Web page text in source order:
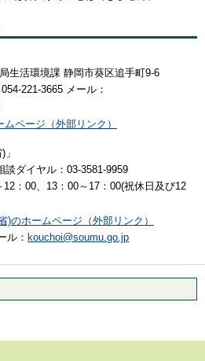
生活環境課 静岡市葵区追手町9-6
221-3665 メール：
ページ（外部リンク）
ダイヤル：03-3581-9959
：00、13：00～17：00(祝休日及び12
)のホームページ（外部リンク）
ル： kouchoi@soumu.go.jp